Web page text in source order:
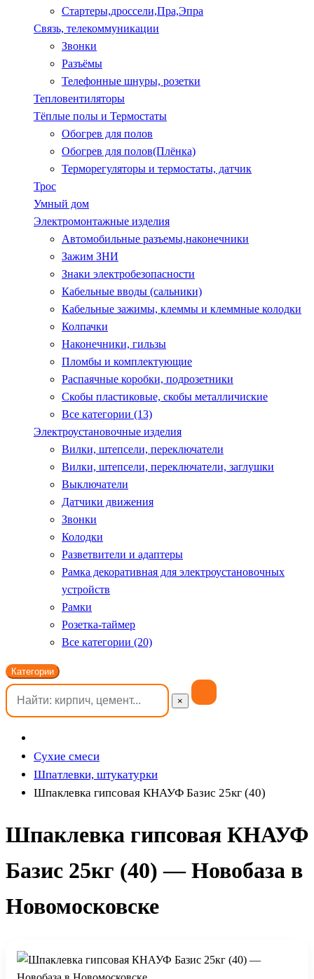
Стартеры,дроссели,Пра,Эпра
Связь, телекоммуникации
Звонки
Разъёмы
Телефонные шнуры, розетки
Тепловентиляторы
Тёплые полы и Термостаты
Обогрев для полов
Обогрев для полов(Плёнка)
Терморегуляторы и термостаты, датчик
Трос
Умный дом
Электромонтажные изделия
Автомобильные разъемы,наконечники
Зажим ЗНИ
Знаки электробезопасности
Кабельные вводы (сальники)
Кабельные зажимы, клеммы и клеммные колодки
Колпачки
Наконечники, гильзы
Пломбы и комплектующие
Распаячные коробки, подрозетники
Скобы пластиковые, скобы металличиские
Все категории (13)
Электроустановочные изделия
Вилки, штепсели, переключатели
Вилки, штепсели, переключатели, заглушки
Выключатели
Датчики движения
Звонки
Колодки
Разветвители и адаптеры
Рамка декоративная для электроустановочных
устройств
Рамки
Розетка-таймер
Все категории (20)
Категории
×
Сухие смеси
Шпатлевки, штукатурки
Шпаклевка гипсовая КНАУФ Базис 25кг (40)
Шпаклевка гипсовая КНАУФ
Базис 25кг (40) — Новобаза в
Новомосковске